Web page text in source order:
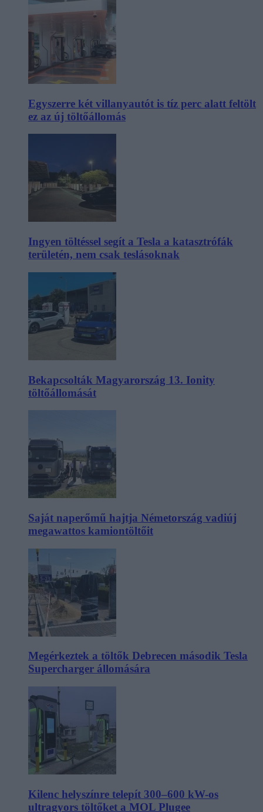
Egyszerre két villanyautót is tíz perc alatt feltölt
ez az új töltőállomás
Ingyen töltéssel segít a Tesla a katasztrófák
területén, nem csak teslásoknak
Bekapcsolták Magyarország 13. Ionity
töltőállomását
Saját naperőmű hajtja Németország vadiúj
megawattos kamiontöltőit
Megérkeztek a töltők Debrecen második Tesla
Supercharger állomására
Kilenc helyszínre telepít 300–600 kW-os
ultragyors töltőket a MOL Plugee